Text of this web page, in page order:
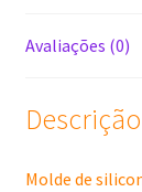
Avaliações (0)
Descrição
Molde de